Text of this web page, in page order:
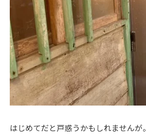
はじめてだと戸惑うかもしれませんが。